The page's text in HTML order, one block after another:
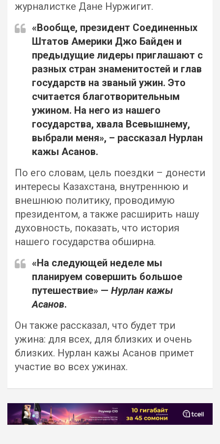
журналистке Дане Нуржигит.
«Вообще, президент Соединенных
Штатов Америки Джо Байден и
предыдущие лидеры приглашают с
разных стран знаменитостей и глав
государств на званый ужин. Это
считается благотворительным
ужином. На него из нашего
государства, хвала Всевышнему,
выбрали меня», – рассказал Нурлан
кажы Асанов.
По его словам, цель поездки – донести
интересы Казахстана, внутреннюю и
внешнюю политику, проводимую
президентом, а также расширить нашу
духовность, показать, что история
нашего государства обширна.
«На следующей неделе мы
планируем совершить большое
путешествие» — Нурлан кажы
Асанов.
Он также рассказал, что будет три
ужина: для всех, для близких и очень
близких. Нурлан кажы Асанов примет
участие во всех ужинах.
Навигация
по